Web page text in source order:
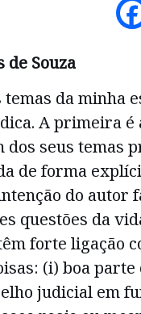
Souza
da minha
A primeira é
dos seus temas
de forma
do autor
questões da
forte ligação
(i) boa parte
judicial em